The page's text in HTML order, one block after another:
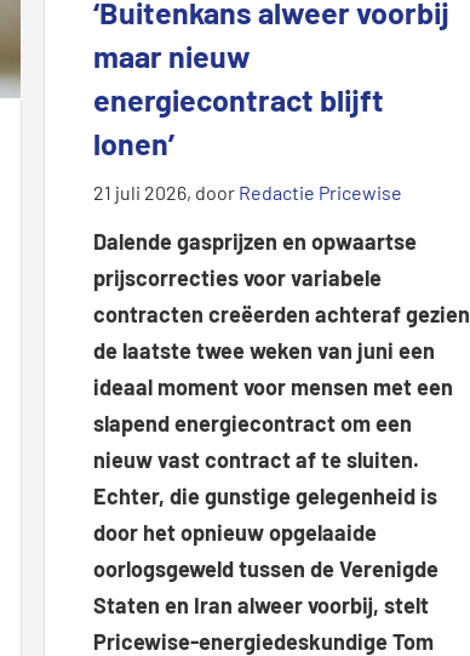
‘Buitenkans alweer voorbij
maar nieuw
energiecontract blijft
lonen’
21 juli 2026, door Redactie Pricewise
Dalende gasprijzen en opwaartse
prijscorrecties voor variabele
contracten creëerden achteraf gezien
de laatste twee weken van juni een
ideaal moment voor mensen met een
slapend energiecontract om een
nieuw vast contract af te sluiten.
Echter, die gunstige gelegenheid is
door het opnieuw opgelaaide
oorlogsgeweld tussen de Verenigde
Staten en Iran alweer voorbij, stelt
Pricewise-energiedeskundige Tom